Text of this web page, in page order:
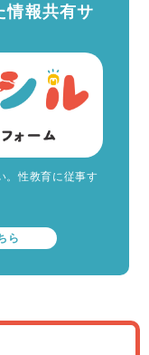
情報共有サ
。性教育に従事す
ら